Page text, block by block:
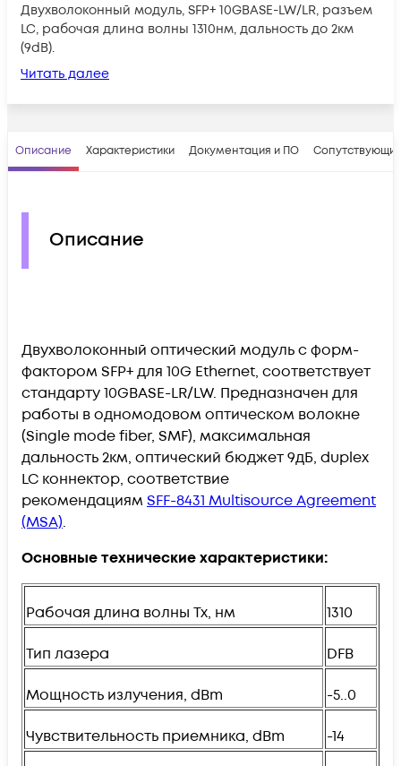
Двухволоконный модуль, SFP+ 10GBASE-LW/LR, разъем
LC, рабочая длина волны 1310нм, дальность до 2км
(9dB).
Читать далее
Описание Характеристики Документация и ПО
Описание
Двухволоконный оптический модуль с форм-
фактором SFP+ для 10G Ethernet, соответствует
стандарту 10GBASE-LR/LW. Предназначен для
работы в одномодовом оптическом волокне
(Single mode fiber, SMF), максимальная
дальность 2км, оптический бюджет 9дБ, duplex
LC коннектор, соответствие
рекомендациям SFF-8431 Multisource Agreement
(MSA).
Основные технические характеристики:
Рабочая длина волны Tx, нм 1310
Тип лазера DFB
Мощность излучения, dBm -5..0
Чувствительность приемника, dBm -14